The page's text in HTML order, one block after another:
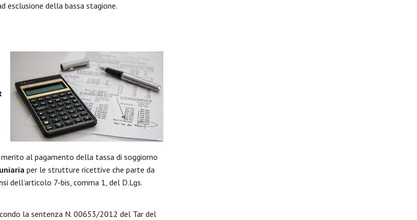
esclusione della bassa stagione.
al pagamento della tassa di soggiorno
per le strutture ricettive che parte da
dell’articolo 7-bis, comma 1, del D.Lgs.
la sentenza N. 00653/2012 del Tar del